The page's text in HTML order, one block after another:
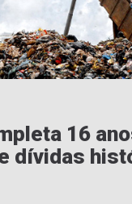
16
dívidas